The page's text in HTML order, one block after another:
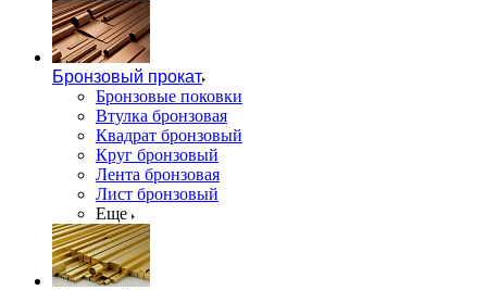
Бронзовый прокат
Бронзовые поковки
Втулка бронзовая
Квадрат бронзовый
Круг бронзовый
Лента бронзовая
Лист бронзовый
Еще